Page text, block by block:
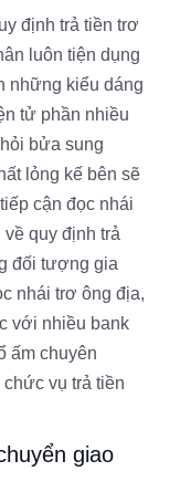
định trả tiền trơ
luôn tiện dụng
những kiểu dáng
tử phần nhiều
bửa sung
lỏng kế bên sẽ
cận đọc nhái
quy định trả
đối tượng gia
nhái trơ ông địa,
với nhiều bank
ấm chuyên
vụ trả tiền
giao